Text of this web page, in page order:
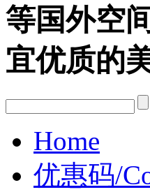
等国外空
宜优质的
Home
优惠码/